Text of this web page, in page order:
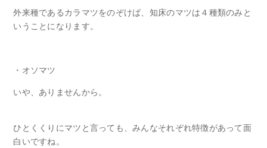
外来種であるカラマツをのぞけば、知床のマツは４種類のみと
いうことになります。
・オソマツ
いや、ありませんから。
ひとくくりにマツと言っても、みんなそれぞれ特徴があって面
白いですね。